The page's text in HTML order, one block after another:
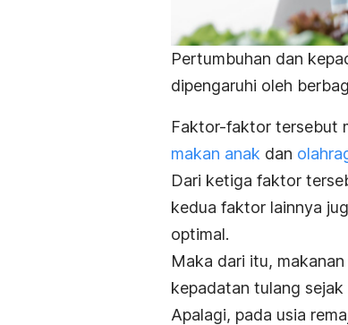
Pertumbuhan dan
dipengaruhi oleh
Faktor-faktor tersebut
makan anak dan
Dari ketiga faktor
kedua faktor lainnya
optimal.
Maka dari itu,
kepadatan tulang
Apalagi, pada usia